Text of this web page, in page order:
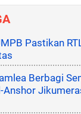
Pastikan
Berbagi
Anshor